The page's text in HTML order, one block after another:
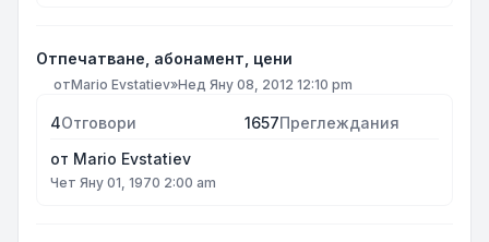
Отпечатване, абонамент, цени
отMario Evstatiev»Нед Яну 08, 2012 12:10 pm
4Отговори 1657Преглеждания
от Mario Evstatiev
Чет Яну 01, 1970 2:00 am